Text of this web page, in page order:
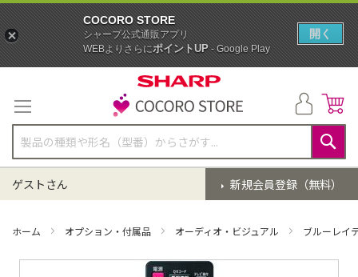
テ
ン
ツ
に
ス
キ
ッ
検
索
新規会員登録（無料）
ゲストさん
ホーム オプション・付属品 オーディオ・ビジュアル ブルーレイ
COCORO STORE
シャープ公式通販アプリ
WEBよりさらにポイントUP- Google Play
開く